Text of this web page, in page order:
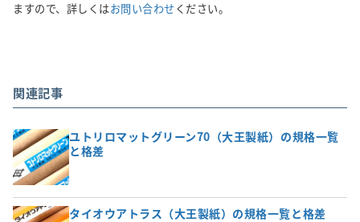
ますので、詳しくはお問い合わせ ください。
関連記事
ユトリロマットグリーン70（大王製紙）の規格一覧
と格差
タイオウアトラス（大王製紙）の規格一覧と格差